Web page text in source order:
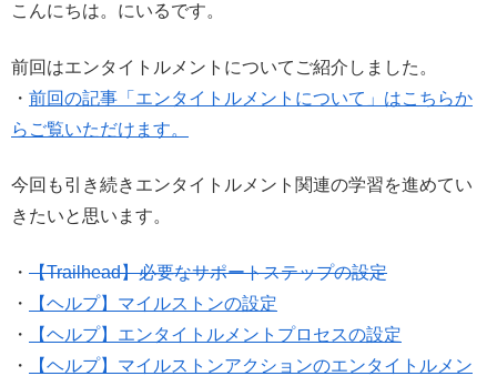
こんにちは。にいるです。
前回はエンタイトルメントについてご紹介しました。
・ 前回の記事「エンタイトルメントについて」はこちらか
らご覧いただけます。
今回も引き続きエンタイトルメント関連の学習を進めてい
きたいと思います。
・ 【Trailhead】必要なサポートステップの設定
・
【ヘルプ】マイルストンの設定
・
【ヘルプ】エンタイトルメントプロセスの設定
・
【ヘルプ】マイルストンアクションのエンタイトルメン